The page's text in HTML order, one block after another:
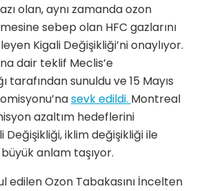
olan, aynı zamanda ozon
sebep olan HFC gazlarını
Kigali Değişikliği’ni onaylıyor.
dair teklif Meclis’e
tarafından sunuldu ve 15 Mayıs
sevk edildi. Montreal
azaltım hedeflerini
Değişikliği, iklim değişikliği ile
anlam taşıyor.
edilen Ozon Tabakasını İncelten